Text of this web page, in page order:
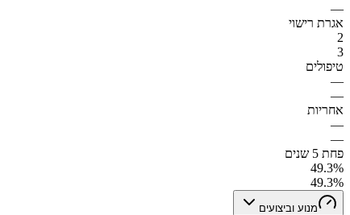
—
אגרת רישוי
2
3
טיפולים
—
—
אחריות
—
—
פחת 5 שנים
49.3%
49.3%
מנוע וביצועים